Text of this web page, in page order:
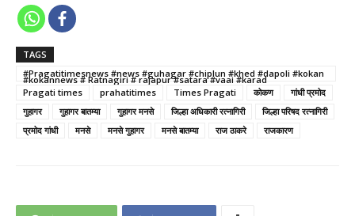
TAGS
#Pragatitimesnews #news #guhagar #chiplun #khed #dapoli #kokan
#kokannews # Ratnagiri # rajapur #satara #vaai #karad
Pragati times
prahatitimes Times Pragati कोकण
गांधी प्रमोद
गुहागर
गुहागर बातम्या गुहागर मनसे जिल्हा अधिकारी रत्नागिरी
जिल्हा परिषद रत्नागिरी
प्रमोद गांधी
मनसे मनसे गुहागर मनसे बातम्या राज ठाकरे राजकारण